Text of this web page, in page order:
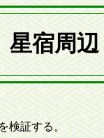
星宿周
検証する。